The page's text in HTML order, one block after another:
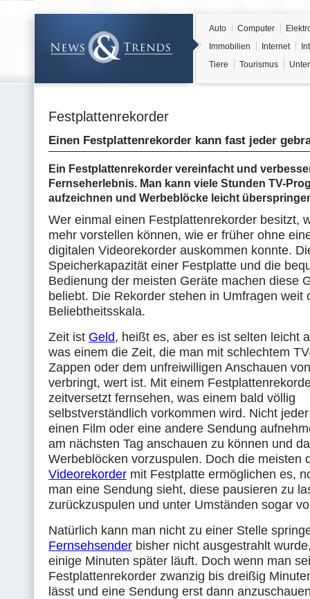
Auto Computer
Immobilien
Internet
Tiere
Tourismus
Festplattenrekorder
Einen Festplattenrekorder kann fast jeder
Ein Festplattenrekorder vereinfacht und
Fernseherlebnis. Man kann viele Stunden TV-
aufzeichnen und Werbeblöcke leicht
Wer einmal einen Festplattenrekorder besitzt,
mehr vorstellen können, wie er früher ohne
digitalen Videorekorder auskommen konnte.
Speicherkapazität einer Festplatte und die
Bedienung der meisten Geräte machen diese
beliebt. Die Rekorder stehen in Umfragen weit
Beliebtheitsskala.
Zeit ist Geld, heißt es, aber es ist selten leicht
was einem die Zeit, die man mit schlechtem
Zappen oder dem unfreiwilligen Anschauen
verbringt, wert ist. Mit einem
zeitversetzt fernsehen, was einem bald völlig
selbstverständlich vorkommen wird. Nicht
einen Film oder eine andere Sendung
am nächsten Tag anschauen zu können und
Werbeblöcken vorzuspulen. Doch die meisten
Videorekorder mit Festplatte ermöglichen es,
man eine Sendung sieht, diese pausieren zu
zurückzuspulen und unter Umständen sogar
Natürlich kann man nicht zu einer Stelle
Fernsehsender bisher nicht ausgestrahlt
einige Minuten später läuft. Doch wenn man
Festplattenrekorder zwanzig bis dreißig
lässt und eine Sendung erst dann